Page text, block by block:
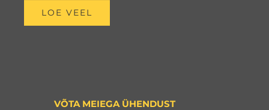
LOE VEEL
VÕTA MEIEGA ÜHENDUST